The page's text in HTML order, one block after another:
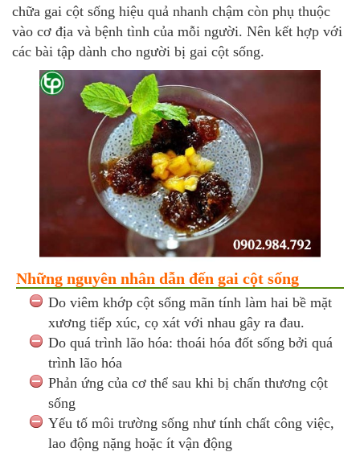
chữa gai cột sống hiệu quả nhanh chậm còn phụ thuộc
vào cơ địa và bệnh tình của mỗi người. Nên kết hợp với
các bài tập dành cho người bị gai cột sống.
Những nguyên nhân dẫn đến gai cột sống
Do viêm khớp cột sống mãn tính làm hai bề mặt
xương tiếp xúc, cọ xát với nhau gây ra đau.
Do quá trình lão hóa: thoái hóa đốt sống bởi quá
trình lão hóa
Phản ứng của cơ thể sau khi bị chấn thương cột
sống
Yếu tố môi trường sống như tính chất công việc,
lao động nặng hoặc ít vận động